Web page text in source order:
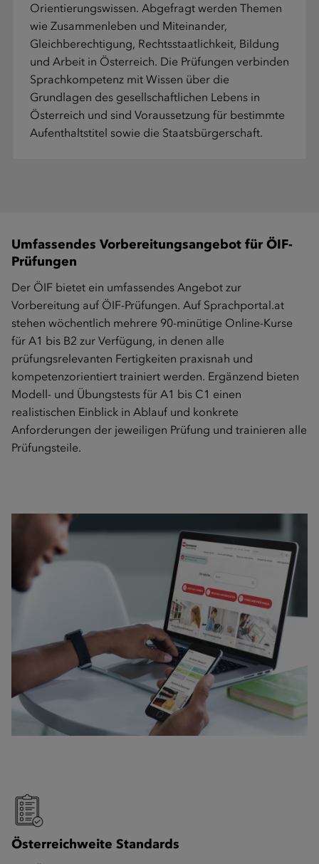
Orientierungswissen. Abgefragt werden Themen
wie Zusammenleben und Miteinander,
Gleichberechtigung, Rechtsstaatlichkeit, Bildung
und Arbeit in Österreich. Die Prüfungen verbinden
Sprachkompetenz mit Wissen über die
Grundlagen des gesellschaftlichen Lebens in
Österreich und sind Voraussetzung für bestimmte
Aufenthaltstitel sowie die Staatsbürgerschaft.
Umfassendes Vorbereitungsangebot für ÖIF-
Prüfungen
Der ÖIF bietet ein umfassendes Angebot zur
Vorbereitung auf ÖIF-Prüfungen. Auf Sprachportal.at
stehen wöchentlich mehrere 90-minütige Online-Kurse
für A1 bis B2 zur Verfügung, in denen alle
prüfungsrelevanten Fertigkeiten praxisnah und
kompetenzorientiert trainiert werden. Ergänzend bieten
Modell- und Übungstests für A1 bis C1 einen
realistischen Einblick in Ablauf und konkrete
Anforderungen der jeweiligen Prüfung und trainieren alle
Prüfungsteile.
Österreichweite Standards